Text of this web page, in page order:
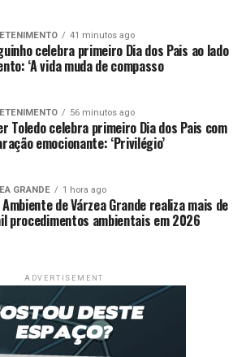
POLICIA SUPERMACONHA
de VG é preso por facilitar fuga
criminosa
mulher suspeita de abandonar
em sacola
41 minutos ago
celebra primeiro Dia dos Pais ao lado
‘A vida muda de compasso
56 minutos ago
Toledo celebra primeiro Dia dos Pais com
emocionante: ‘Privilégio’
GRANDE 1 hora ago
de Várzea Grande realiza mais de
procedimentos ambientais em 2026
ADVERTISEMENT